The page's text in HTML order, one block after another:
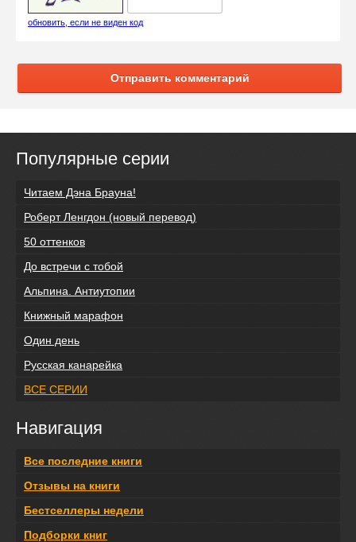
обновить, если не виден код
Отправить комментарий
Популярные серии
Читаем Дэна Брауна!
Роберт Ленгдон (новый перевод)
50 оттенков
До встречи с тобой
Альпина. Антиутопии
Книжный марафон
Один день
Русская канарейка
ВСЕ СЕРИИ
Навигация
Все последние книги
Отзывы на книги
Бестселлеры недели
Подборки книг